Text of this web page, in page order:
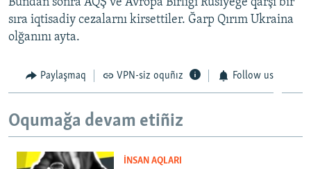
sıra iqtisadiy cezalarnı kirsettiler. Ğarp Qırım Ukraina
olğanını ayta.
Paylaşmaq VPN-siz oquñız Follow us
Oqumağa devam etiñiz
İNSAN AQLARI